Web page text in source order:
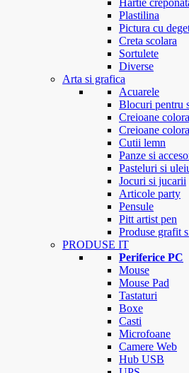
Hartie
Plastilina
Pictura cu
Creta scolara
Sortulete
Diverse
Arta si grafica
Acuarele
Blocuri pentru
Creioane
Creioane
Cutii lemn
Panze si
Pasteluri si
Jocuri si jucarii
Articole party
Pensule
Pitt artist pen
Produse grafit
PRODUSE IT
Periferice PC
Mouse
Mouse Pad
Tastaturi
Boxe
Casti
Microfoane
Camere Web
Hub USB